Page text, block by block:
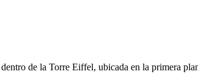
de la Torre Eiffel, ubicada en la primera